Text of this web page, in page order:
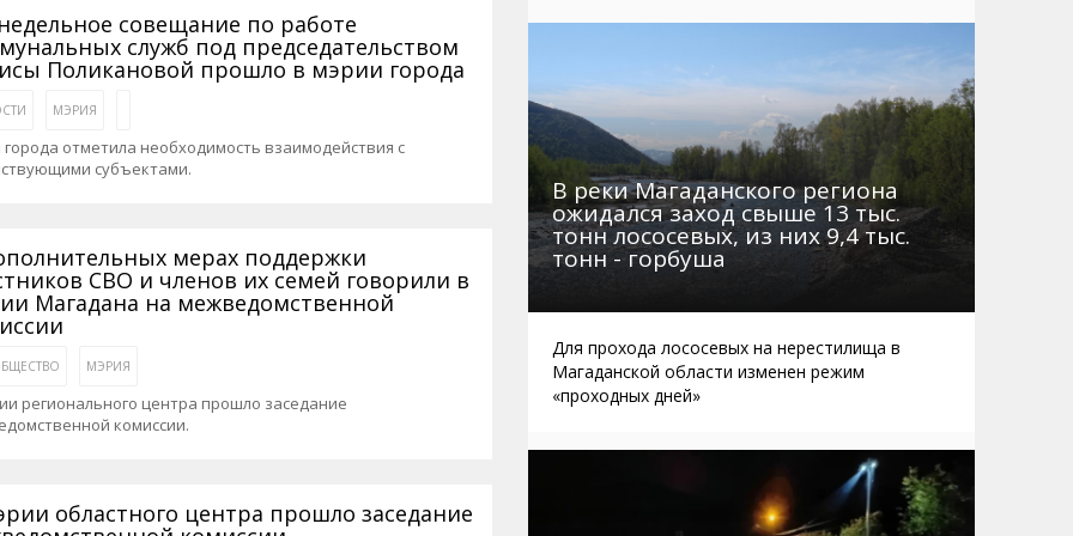
карта
о Колыме
вебкамеры в Магадане
Кинохроника Магадана
3D районы города
Автобусы Магадан – Аэропорт
Таблица приливов отливов
школа
УМВД
Косторезы Магадана
Соцподдержка
Не мусорить
Браконьеры
совещание по работе
служб под председательством
Поликановой прошло в мэрии города
МЭРИЯ
города отметила необходимость взаимодействия с
субъектами.
мерах поддержки
СВО и членов их семей говорили в
Магадана на межведомственной
МЭРИЯ
регионального центра прошло заседание
комиссии.
областного центра прошло заседание
В реки Магаданского региона
ожидался заход свыше 13 тыс.
тонн лососевых, из них 9,4 тыс.
тонн - горбуша
Для прохода лососевых на нерестилища в
Магаданской области изменен режим
«проходных дней»